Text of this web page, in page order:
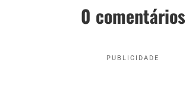
0 comentários
PUBLICIDADE